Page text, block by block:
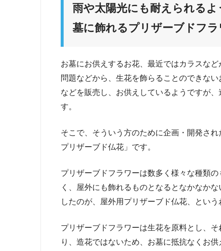
雨や太陽光にも耐えられる
墓に飾れるプリザーブドフ
お墓にお供えするお花、最近ではカラスな
問題などから、生花を飾らることのできな
などを販売し、お供えしているようですが
す。
そこで、そういう方のために企画・開発さ
プリザーブド仏花」です。
プリザーブドフラワーは数多く様々な種類
く、屋外にも飾れるものとなるとなかなか
したのが、屋外用プリザーブド仏花、という
プリザーブドフラワーは生花を原料とし、
り、造花ではないため、お墓に抵抗なくお